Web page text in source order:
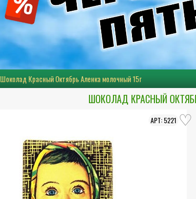
Шоколад Красный Октябрь Аленка молочный 15г
ШОКОЛАД КРАСНЫЙ
5221